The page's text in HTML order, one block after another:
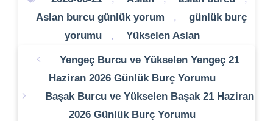
Aslan burcu günlük yorum
,
günlük burç
yorumu
, Yükselen Aslan
Yengeç Burcu ve Yükselen Yengeç 21
Haziran 2026 Günlük Burç Yorumu
Başak Burcu ve Yükselen Başak 21 Haziran
2026 Günlük Burç Yorumu